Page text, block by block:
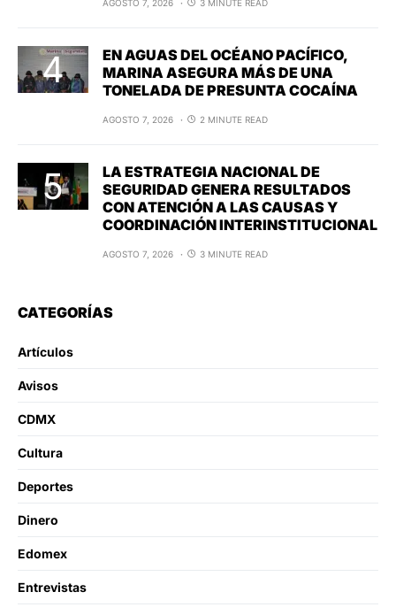
AGOSTO 7, 2026 3 MINUTE READ
EN AGUAS DEL OCÉANO PACÍFICO,
MARINA ASEGURA MÁS DE UNA
TONELADA DE PRESUNTA COCAÍNA
AGOSTO 7, 2026 2 MINUTE READ
LA ESTRATEGIA NACIONAL DE
SEGURIDAD GENERA RESULTADOS
CON ATENCIÓN A LAS CAUSAS Y
COORDINACIÓN INTERINSTITUCIONAL
AGOSTO 7, 2026 3 MINUTE READ
CATEGORÍAS
Artículos
Avisos
CDMX
Cultura
Deportes
Dinero
Edomex
Entrevistas